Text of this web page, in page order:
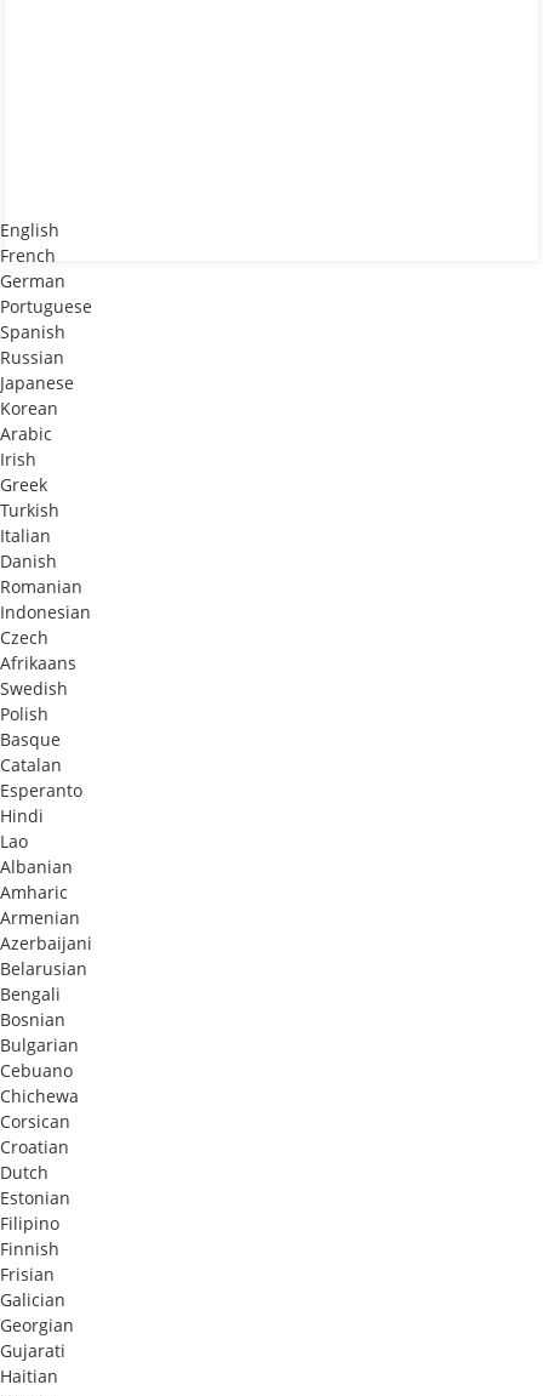
English
French
German
Portuguese
Spanish
Russian
Japanese
Korean
Arabic
Irish
Greek
Turkish
Italian
Danish
Romanian
Indonesian
Czech
Afrikaans
Swedish
Polish
Basque
Catalan
Esperanto
Hindi
Lao
Albanian
Amharic
Armenian
Azerbaijani
Belarusian
Bengali
Bosnian
Bulgarian
Cebuano
Chichewa
Corsican
Croatian
Dutch
Estonian
Filipino
Finnish
Frisian
Galician
Georgian
Gujarati
Haitian